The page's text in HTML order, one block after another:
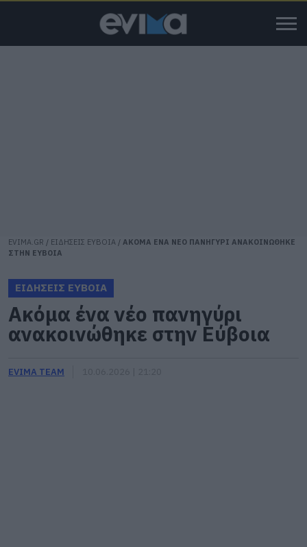
EVIMA.GR / ΕΙΔΗΣΕΙΣ ΕΥΒΟΙΑ / ΑΚΟΜΑ ΕΝΑ ΝΕΟ ΠΑΝΗΓΥΡΙ ΑΝΑΚΟΙΝΩΘΗΚΕ
ΣΤΗΝ ΕΥΒΟΙΑ
ΕΙΔΗΣΕΙΣ ΕΥΒΟΙΑ
Ακόμα ένα νέο πανηγύρι
ανακοινώθηκε στην Εύβοια
EVIMA TEAM